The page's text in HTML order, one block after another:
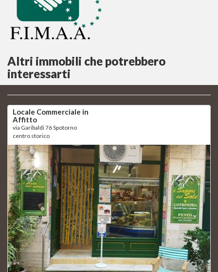
Altri immobili che potrebbero
interessarti
Locale Commerciale in
Affitto
via Garibaldi 76 Spotorno
centro storico